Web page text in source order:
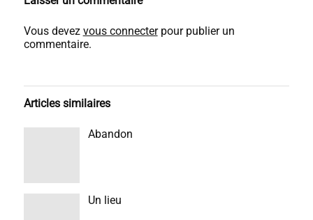
Vous devez vous connecterpour publier un
commentaire.
Articles similaires
Abandon
Un lieu